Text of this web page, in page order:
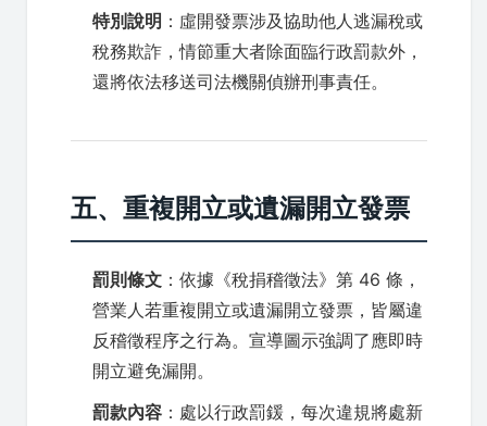
特別說明 ：虛開發票涉及協助他人逃漏稅或
稅務欺詐，情節重大者除面臨行政罰款外，
還將依法移送司法機關偵辦刑事責任。
五、重複開立或遺漏開立發票
罰則條文 ：依據《稅捐稽徵法》第 46 條，
營業人若重複開立或遺漏開立發票，皆屬違
反稽徵程序之行為。宣導圖示強調了應即時
開立避免漏開。
罰款內容 ：處以行政罰鍰，每次違規將處新